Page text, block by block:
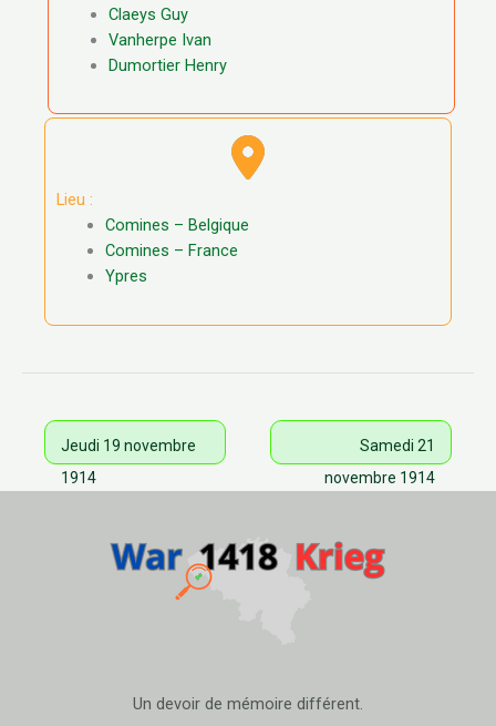
Claeys Guy
Vanherpe Ivan
Dumortier Henry
Lieu :
Comines – Belgique
Comines – France
Ypres
Jeudi 19 novembre
1914
Samedi 21
novembre 1914
Un devoir de mémoire différent.